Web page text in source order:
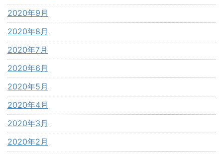
2020年9月
2020年8月
2020年7月
2020年6月
2020年5月
2020年4月
2020年3月
2020年2月